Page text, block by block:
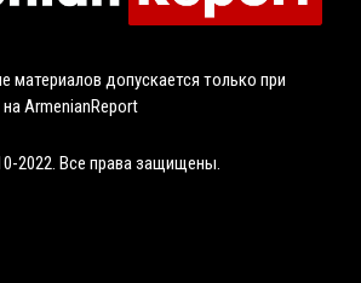
материалов допускается только при
ArmenianReport
2022. Все права защищены.